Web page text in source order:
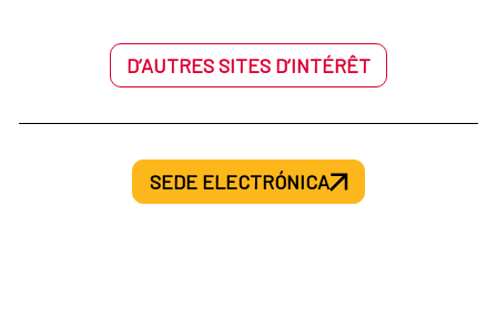
D’AUTRES SITES D’INTÉRÊT
SEDE ELECTRÓNICA